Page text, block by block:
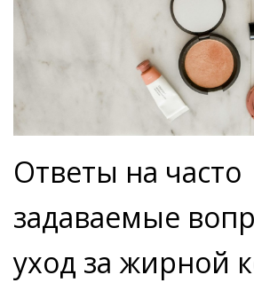
Ответы на часто
задаваемые
уход за жирной